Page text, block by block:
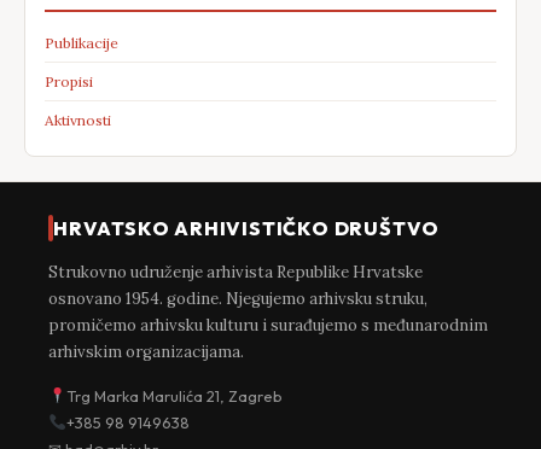
Publikacije
Propisi
Aktivnosti
HRVATSKO ARHIVISTIČKO DRUŠTVO
Strukovno udruženje arhivista Republike Hrvatske
osnovano 1954. godine. Njegujemo arhivsku struku,
promičemo arhivsku kulturu i surađujemo s međunarodnim
arhivskim organizacijama.
Trg Marka Marulića 21, Zagreb
+385 98 9149638